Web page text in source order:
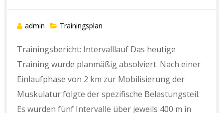
admin Trainingsplan
Trainingsbericht: Intervalllauf Das heutige
Training wurde planmäßig absolviert. Nach einer
Einlaufphase von 2 km zur Mobilisierung der
Muskulatur folgte der spezifische Belastungsteil.
Es wurden fünf Intervalle über jeweils 400 m in